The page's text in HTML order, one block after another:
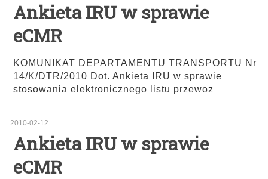
Ankieta IRU w sprawie
eCMR
KOMUNIKAT DEPARTAMENTU TRANSPORTU Nr
14/K/DTR/2010 Dot. Ankieta IRU w sprawie
stosowania elektronicznego listu przewoz
2010-02-12
Ankieta IRU w sprawie
eCMR